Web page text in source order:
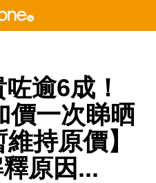
逾6成！
價一次睇晒
持原價】
原因...